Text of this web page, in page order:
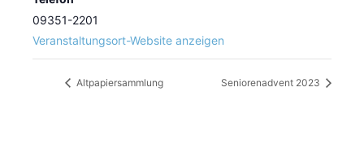
09351-2201
Veranstaltungsort-Website anzeigen
Altpapiersammlung Seniorenadvent 2023